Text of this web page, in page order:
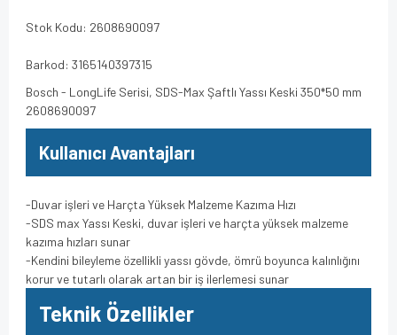
Stok Kodu: 2608690097
Barkod: 3165140397315
Bosch - LongLife Serisi, SDS-Max Şaftlı Yassı Keski 350*50 mm
2608690097
Kullanıcı Avantajları
-Duvar işleri ve Harçta Yüksek Malzeme Kazıma Hızı
-SDS max Yassı Keski, duvar işleri ve harçta yüksek malzeme
kazıma hızları sunar
-Kendini bileyleme özellikli yassı gövde, ömrü boyunca kalınlığını
korur ve tutarlı olarak artan bir iş ilerlemesi sunar
Teknik Özellikler